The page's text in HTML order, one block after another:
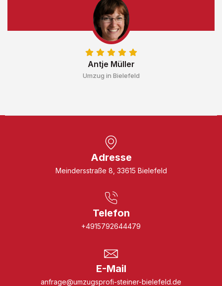
Antje Müller
Umzug in Bielefeld
Adresse
Meindersstraße 8, 33615 Bielefeld
Telefon
+4915792644479
E-Mail
anfrage@umzugsprofi-steiner-bielefeld.de